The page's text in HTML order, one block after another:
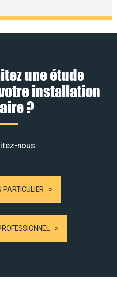
une étude
installation
?
nous
PARTICULIER